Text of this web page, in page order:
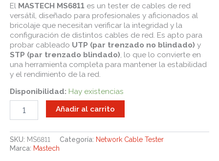
El MASTECH MS6811 es un tester de cables de red
versátil, diseñado para profesionales y aficionados al
bricolaje que necesitan verificar la integridad y la
configuración de distintos cables de red. Es apto para
probar cableado UTP (par trenzado no blindado) y
STP (par trenzado blindado) , lo que lo convierte en
una herramienta completa para mantener la estabilidad
y el rendimiento de la red.
Disponibilidad: Hay existencias
Añadir al carrito
SKU: MS6811 Categoría: Network Cable Tester
Marca: Mastech